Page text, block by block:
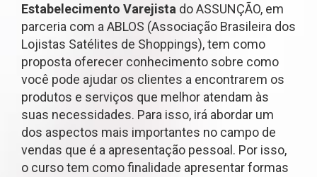
Estabelecimento Varejista do ASSUNÇÃO, em
parceria com a ABLOS (Associação Brasileira dos
Lojistas Satélites de Shoppings), tem como
proposta oferecer conhecimento sobre como
você pode ajudar os clientes a encontrarem os
produtos e serviços que melhor atendam às
suas necessidades. Para isso, irá abordar um
dos aspectos mais importantes no campo de
vendas que é a apresentação pessoal. Por isso,
o curso tem como finalidade apresentar formas